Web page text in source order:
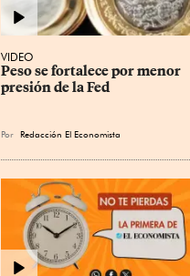
VIDEO
Peso se fortalece por menor
presión de la Fed
Por Redacción El Economista